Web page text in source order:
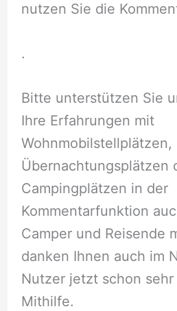
nutzen Sie die
.
Bitte unterstützen Sie
Ihre Erfahrungen mit
Wohnmobilstellplätzen,
Übernachtungsplätzen
Campingplätzen in der
Kommentarfunktion
Camper und Reisende
danken Ihnen auch im
Nutzer jetzt schon
Mithilfe.